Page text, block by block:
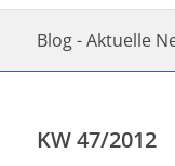
Blog - Aktuelle
KW 47/2012